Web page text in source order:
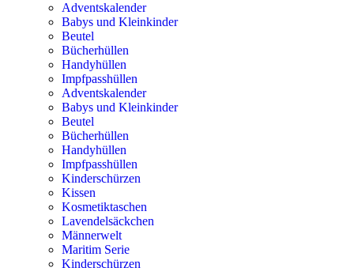
Adventskalender
Babys und Kleinkinder
Beutel
Bücherhüllen
Handyhüllen
Impfpasshüllen
Adventskalender
Babys und Kleinkinder
Beutel
Bücherhüllen
Handyhüllen
Impfpasshüllen
Kinderschürzen
Kissen
Kosmetiktaschen
Lavendelsäckchen
Männerwelt
Maritim Serie
Kinderschürzen